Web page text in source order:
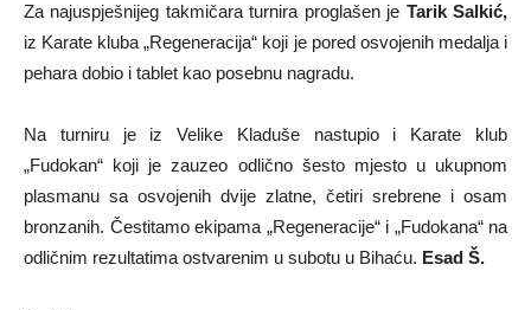
Za najuspješnijeg takmičara turnira proglašen je Tarik Salkić,
iz Karate kluba „Regeneracija“ koji je pored osvojenih medalja i
pehara dobio i tablet kao posebnu nagradu.
Na turniru je iz Velike Kladuše nastupio i Karate klub
„Fudokan“ koji je zauzeo odlično šesto mjesto u ukupnom
plasmanu sa osvojenih dvije zlatne, četiri srebrene i osam
bronzanih. Čestitamo ekipama „Regeneracije“ i „Fudokana“ na
odličnim rezultatima ostvarenim u subotu u Bihaću. Esad Š.